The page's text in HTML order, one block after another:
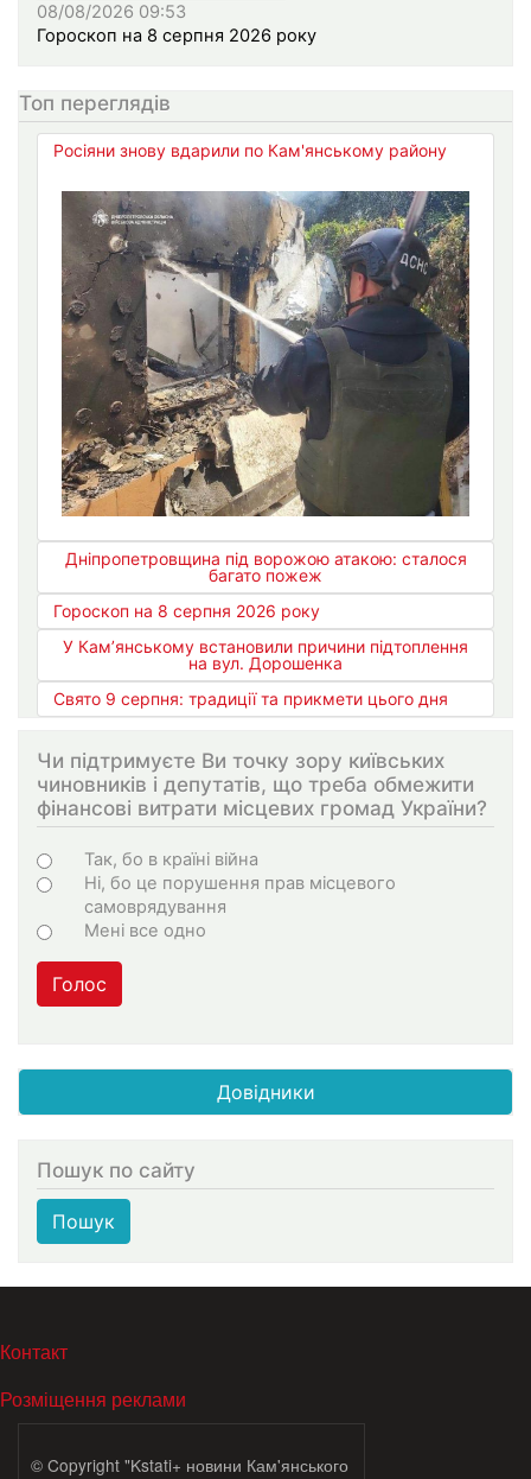
08/08/2026 09:53
Гороскоп на 8 серпня 2026 року
Топ переглядів
Росіяни знову вдарили по Кам'янському району
Дніпропетровщина під ворожою атакою: сталося
багато пожеж
Гороскоп на 8 серпня 2026 року
У Кам’янському встановили причини підтоплення
на вул. Дорошенка
Свято 9 серпня: традиції та прикмети цього дня
Чи підтримуєте Ви точку зору київських
чиновників і депутатів, що треба обмежити
фінансові витрати місцевих громад України?
Choices
Так, бо в країні війна
Ні, бо це порушення прав місцевого
самоврядування
Мені все одно
Голос
Довідники
Пошук по сайту
Пошук
МЕНЮ В ПОДВАЛЕ
Контакт
Розміщення реклами
© Copyright "Kstati+ новини Кам'янського